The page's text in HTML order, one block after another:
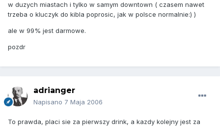
w duzych miastach i tylko w samym downtown ( czasem nawet
trzeba o kluczyk do kibla poprosic, jak w polsce normalnie:) )
ale w 99% jest darmowe.
pozdr
adrianger
Napisano 7 Maja 2006
To prawda, placi sie za pierwszy drink, a kazdy kolejny jest za